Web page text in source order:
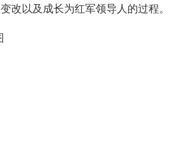
改以及成长为红军领导人的过程。